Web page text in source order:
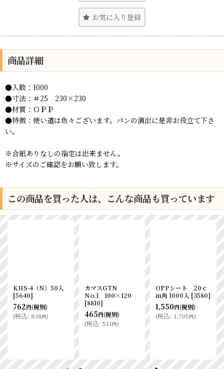
お気に入り登録
商品詳細
●入数：1000
●寸法：＃25 230×230
●材質：ＯＰＰ
●特徴：使い道は色々ございます。パンの演出に是非お役立て下さ
い。
※合紙ありなしの指定は出来ません。
※サイズのご確認をお願い致します。
この商品を買った人は、こんな商品も買っています
KHS-4（N）50入
[5640]
762円(税別)
(税込: 838円)
カマスGTN
No.1 100×120
[8810]
465円(税別)
(税込: 511円)
OPPシート 20ｃ
ｍ角 1000入 [3580]
1,550円(税別)
(税込: 1,705円)